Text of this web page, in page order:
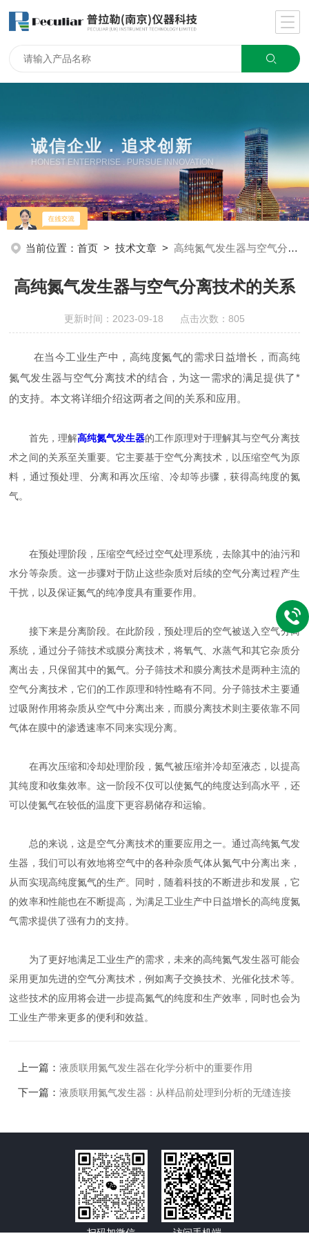
诚信企业 . 追求创新
HONEST ENTERPRISE . PURSUE INNOVATION
当前位置：首页 >技术文章 >高纯氮气发生器与空气分离技术的关系
高纯氮气发生器与空气分离技术的关系
更新时间：2023-09-18 点击次数：805
在当今工业生产中，高纯度氮气的需求日益增长，而高纯
氮气发生器与空气分离技术的结合，为这一需求的满足提供了*
的支持。本文将详细介绍这两者之间的关系和应用。
首先，理解高纯氮气发生器的工作原理对于理解其与空气分离技
术之间的关系至关重要。它主要基于空气分离技术，以压缩空气为原
料，通过预处理、分离和再次压缩、冷却等步骤，获得高纯度的氮
气。
在预处理阶段，压缩空气经过空气处理系统，去除其中的油污和
水分等杂质。这一步骤对于防止这些杂质对后续的空气分离过程产生
干扰，以及保证氮气的纯净度具有重要作用。
接下来是分离阶段。在此阶段，预处理后的空气被送入空气分离
系统，通过分子筛技术或膜分离技术，将氧气、水蒸气和其它杂质分
离出去，只保留其中的氮气。分子筛技术和膜分离技术是两种主流的
空气分离技术，它们的工作原理和特性略有不同。分子筛技术主要通
过吸附作用将杂质从空气中分离出来，而膜分离技术则主要依靠不同
气体在膜中的渗透速率不同来实现分离。
在再次压缩和冷却处理阶段，氮气被压缩并冷却至液态，以提高
其纯度和收集效率。这一阶段不仅可以使氮气的纯度达到高水平，还
可以使氮气在较低的温度下更容易储存和运输。
总的来说，这是空气分离技术的重要应用之一。通过高纯氮气发
生器，我们可以有效地将空气中的各种杂质气体从氮气中分离出来，
从而实现高纯度氮气的生产。同时，随着科技的不断进步和发展，它
的效率和性能也在不断提高，为满足工业生产中日益增长的高纯度氮
气需求提供了强有力的支持。
为了更好地满足工业生产的需求，未来的高纯氮气发生器可能会
采用更加先进的空气分离技术，例如离子交换技术、光催化技术等。
这些技术的应用将会进一步提高氮气的纯度和生产效率，同时也会为
工业生产带来更多的便利和效益。
上一篇：液质联用氮气发生器在化学分析中的重要作用
下一篇：液质联用氮气发生器：从样品前处理到分析的无缝连接
扫码加微信 访问手机端